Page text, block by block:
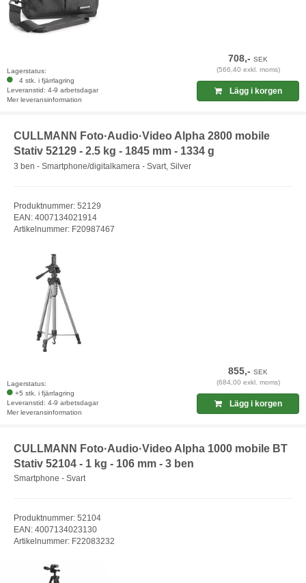
Lagerstatus:
4 stk. i fjärrlagring
Leveranstid: 4-9 arbetsdagar
Mer leveransinformation
708,-SEK
(566,40 exkl. moms)
Lägg i korgen
CULLMANN Foto·Audio·Video Alpha 2800 mobile
Stativ 52129 - 2.5 kg - 1845 mm - 1334 g
3 ben - Smartphone/digitalkamera - Svart, Silver
Produktnummer: 52129
EAN: 4007134021914
Artikelnummer: F20987467
Lagerstatus:
+5 stk. i fjärrlagring
Leveranstid: 4-9 arbetsdagar
Mer leveransinformation
855,-SEK
(684,00 exkl. moms)
Lägg i korgen
CULLMANN Foto·Audio·Video Alpha 1000 mobile BT
Stativ 52104 - 1 kg - 106 mm - 3 ben
Smartphone - Svart
Produktnummer: 52104
EAN: 4007134023130
Artikelnummer: F22083232